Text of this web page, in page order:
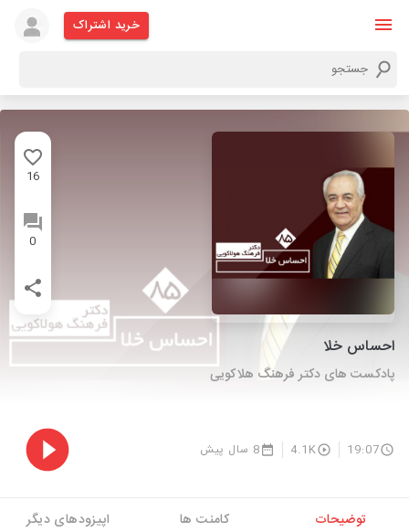
خرید اشتراک
16
0
احساس خلا
پادکست های دکتر فرهنگ هلاکویی
19:07
4.1K 8 سال پیش
توضیحات کامنت ها اپیزودهای دیگر